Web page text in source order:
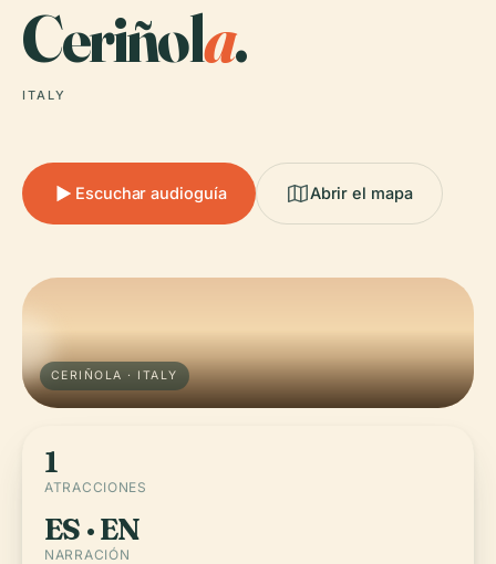
Ceriñola.
ITALY
Escuchar audioguía Abrir el mapa
CERIÑOLA · ITALY
1
ATRACCIONES
ES · EN
NARRACIÓN